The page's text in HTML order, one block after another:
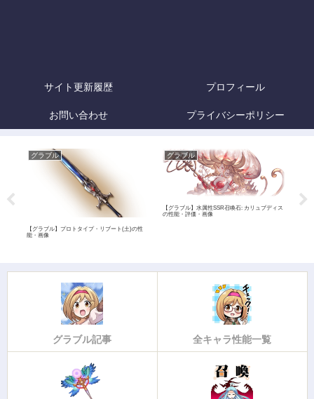
サイト更新履歴 プロフィール
お問い合わせ プライバシーポリシー
グラブル
【グラブル】プロトタイプ・リブート(土)の性
能・画像
グラブル
【グラブル】水属性SSR召喚石: カリュブディス
の性能・評価・画像
グラブル記事 全キャラ性能一覧